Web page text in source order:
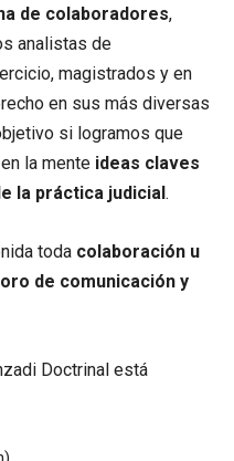
de colaboradores,
analistas de
magistrados y en
en sus más diversas
si logramos que
la mente ideas claves
la práctica judicial.
toda colaboración u
de comunicación y
Doctrinal está